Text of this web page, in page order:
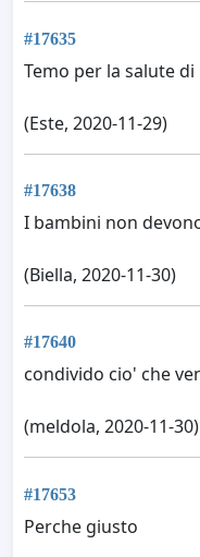
#17635
Temo per la salute
(Este, 2020-11-29)
#17638
I bambini non
(Biella, 2020-11-30)
#17640
condivido cio' che
(meldola, 2020-11-30)
#17653
Perche giusto